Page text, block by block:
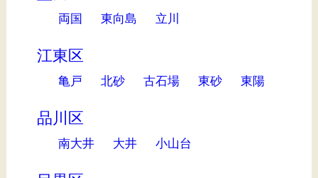
両国 東向島 立川
江東区
亀戸 北砂 古石場 東砂 東陽
品川区
南大井 大井 小山台